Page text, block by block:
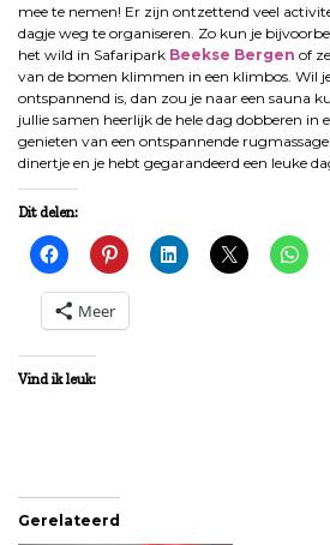
mee te nemen! Er zijn ontzettend veel
dagje weg te organiseren. Zo kun je
het wild in Safaripark Beekse Bergen of
van de bomen klimmen in een klimbos. Wil
ontspannend is, dan zou je naar een sauna
jullie samen heerlijk de hele dag dobberen in
genieten van een ontspannende
dinertje en je hebt gegarandeerd een leuke
Dit delen:
Meer
Vind ik leuk:
Gerelateerd